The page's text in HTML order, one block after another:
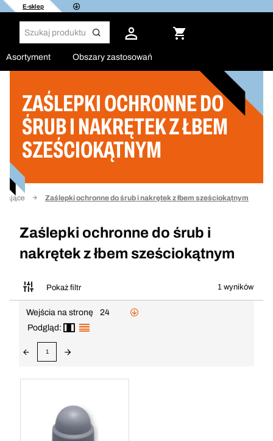
E-sklep
Asortyment Obszary zastosowań
ZAŚLEPKI OCHRONNE DO
ŚRUB I NAKRĘTEK Z ŁBEM
SZEŚCIOKĄTNYM
Zaślepki ochronne do śrub i nakrętek z łbem sześciokątnym
Zaślepki ochronne do śrub i
nakrętek z łbem sześciokątnym
Pokaż filtr 1 wyników
Filtruj
Wejścia na stronę
24
Podgląd:
1